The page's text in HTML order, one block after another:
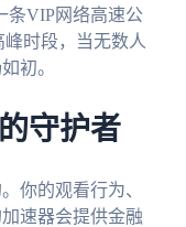
条VIP网络高速公
时段，当无数人
初。
守护者
你的观看行为、
速器会提供金融